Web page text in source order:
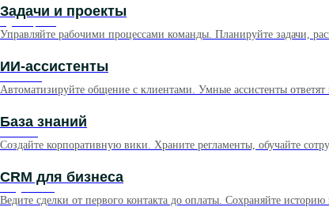
Задачи и проекты
Управляйте рабочими процессами команды. Планируйте задачи,
ИИ-ассистенты
Автоматизируйте общение с клиентами. Умные ассистенты
База знаний
Создайте корпоративную вики. Храните регламенты, обучайте
CRM для бизнеса
Ведите сделки от первого контакта до оплаты. Сохраняйте